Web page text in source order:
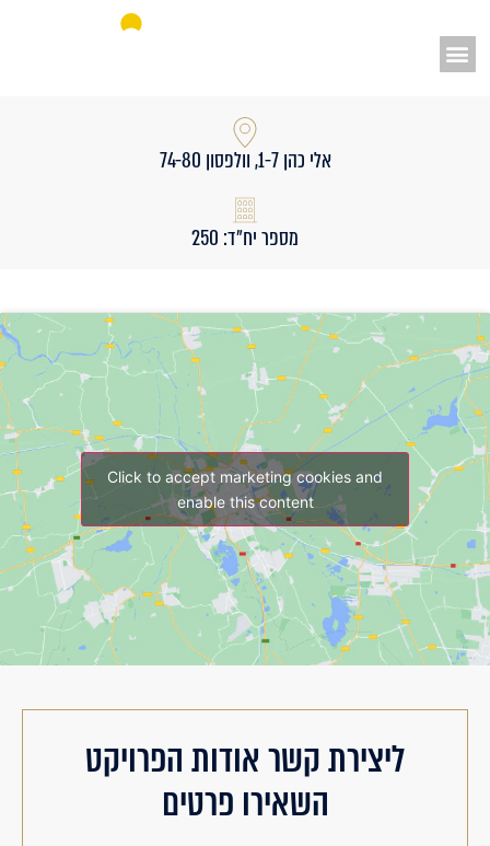
אלי כהן 1-7, וולפסון 74-80
מספר יח״ד: 250
Click to accept marketing cookies and
enable this content
ליצירת קשר אודות הפרויקט
השאירו פרטים